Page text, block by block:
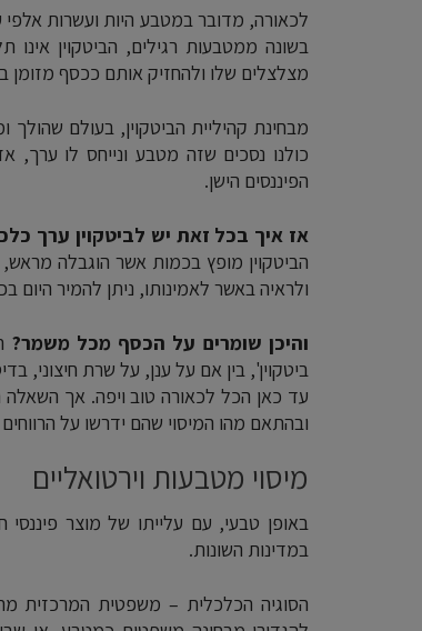
לכאורה, מדובר במטבע היות ועשרות
בשונה ממטבעות רגילים, הביטקוין
מצלצלים שלו ולהחזיק אותם ככסף מזומן
מבחינת קהיליית הביטקוין, בעולם
כולנו נסכים שזה מטבע ונייחס לו
הפיננסים הישן.
אז איך בכל זאת יש לביטקוין ערך
הביטקוין מופץ בכמות אשר הוגבלה מראש,
ולראיה באשר לאמינותו, ניתן להמיר היום
והיכן שומרים על הכסף מכל משמר?
ביטקוין', בין אם על ענן, על שרת חיצוני,
עד כאן הכל לכאורה טוב ויפה. אך השאלה
ובהתאם מהו המיסוי שהם ידרשו על
מיסוי מטבעות וירטואליים
באופן טבעי, עם עלייתו של מוצר
במדינות השונות.
הסוגיה הכלכלית – משפטית המרכזית